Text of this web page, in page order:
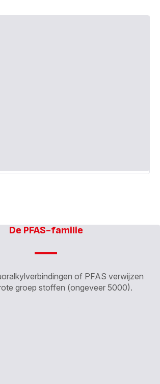
De PFAS-familie
of PFAS verwijzen
groep stoffen (ongeveer 5000).